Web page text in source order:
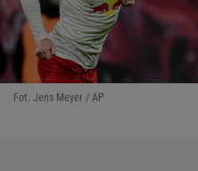
Fot. Jens Meyer / AP